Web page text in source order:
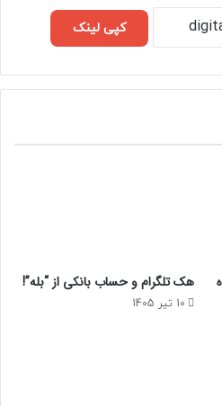
کپی لینک
هک تلگرام و حساب بانکی از “بله”!
10 تیر 1405